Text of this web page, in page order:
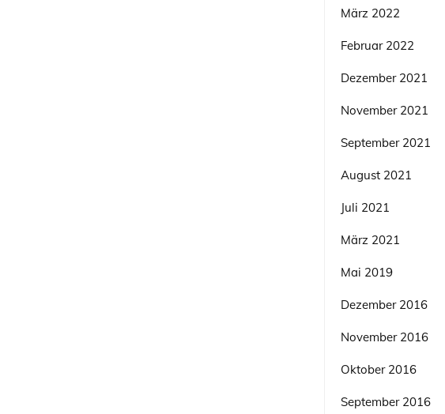
März 2022
Februar 2022
Dezember 2021
November 2021
September 2021
August 2021
Juli 2021
März 2021
Mai 2019
Dezember 2016
November 2016
Oktober 2016
September 2016